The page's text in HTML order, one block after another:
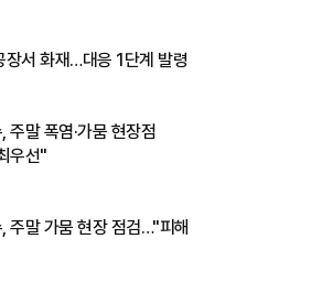
장서 화재…대응 1단계 발령
주말 폭염·가뭄 현장점
우선"
주말 가뭄 현장 점검…"피해